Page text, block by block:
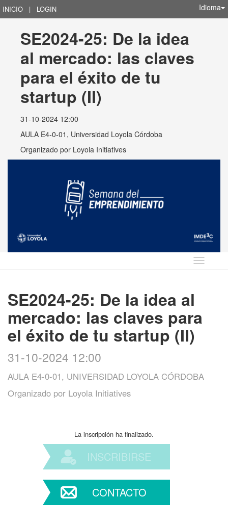
INICIO | LOGIN Idioma
SE2024-25: De la idea
al mercado: las claves
para el éxito de tu
startup (II)
31-10-2024 12:00
AULA E4-0-01, Universidad Loyola Córdoba
Organizado por Loyola Initiatives
Idioma
SE2024-25: De la idea al
mercado: las claves para
el éxito de tu startup (II)
31-10-2024 12:00
AULA E4-0-01, UNIVERSIDAD LOYOLA CÓRDOBA
Organizado por Loyola Initiatives
La inscripción ha finalizado.
INSCRIBIRSE
CONTACTO